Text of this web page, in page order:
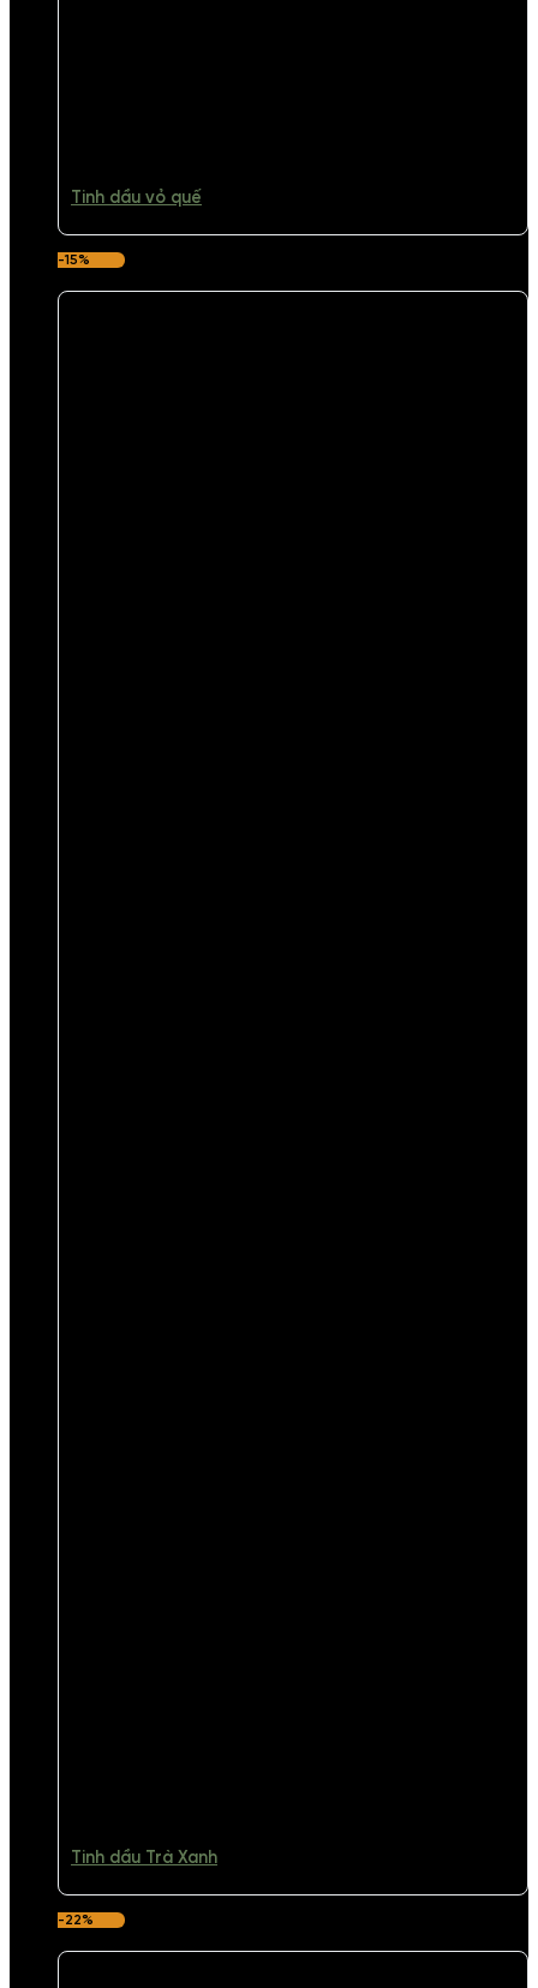
Tinh dầu vỏ quế
-15%
Tinh dầu Trà Xanh
-22%